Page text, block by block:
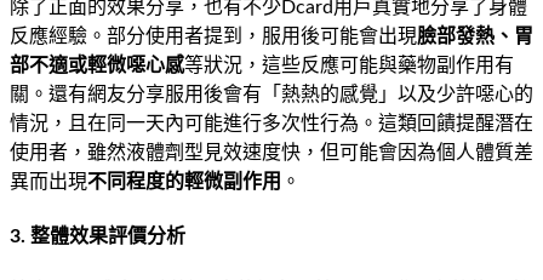
除了正面的效果分享，也有不少Dcard用戶真實地分享了身體
反應經驗。部分使用者提到，服用後可能會出現臉部發熱、胃
部不適或輕微噁心感等狀況，這些反應可能與藥物副作用有
關。還有網友分享服用後會有「熱熱的感覺」以及少許噁心的
情況，且在同一天內可能進行多次性行為。這類回饋提醒潛在
使用者，雖然液體劑型見效速度快，但可能會因為個人體質差
異而出現不同程度的輕微副作用 。
3. 整體效果評價分析